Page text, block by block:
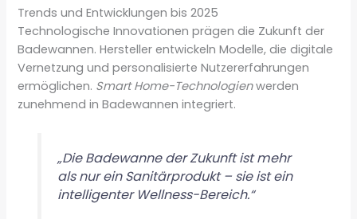
Trends und Entwicklungen bis 2025
Technologische Innovationen prägen die Zukunft der
Badewannen. Hersteller entwickeln Modelle, die digitale
Vernetzung und personalisierte Nutzererfahrungen
ermöglichen. Smart Home-Technologienwerden
zunehmend in Badewannen integriert.
„Die Badewanne der Zukunft ist mehr
als nur ein Sanitärprodukt – sie ist ein
intelligenter Wellness-Bereich.“